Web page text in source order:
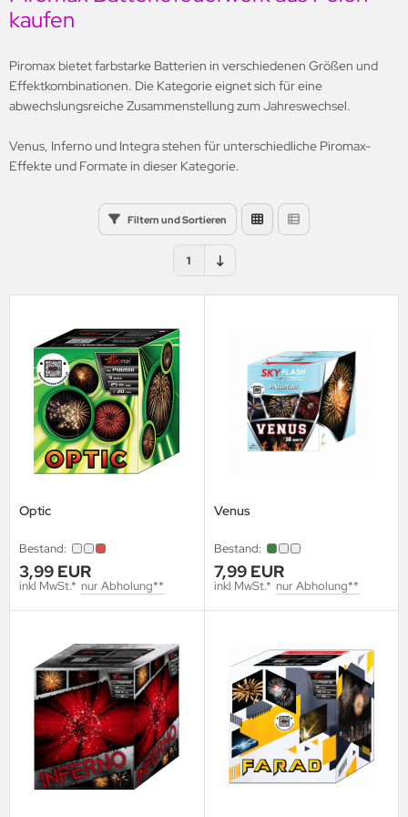
kaufen
Piromax bietet farbstarke Batterien in verschiedenen Größen und
Effektkombinationen. Die Kategorie eignet sich für eine
abwechslungsreiche Zusammenstellung zum Jahreswechsel.
Venus, Inferno und Integra stehen für unterschiedliche Piromax-
Effekte und Formate in dieser Kategorie.
Filtern und Sortieren
1
Optic
Bestand:
3,99 EUR
inkl MwSt.* nur Abholung**
Venus
Bestand:
7,99 EUR
inkl MwSt.* nur Abholung**
Feuerwerk